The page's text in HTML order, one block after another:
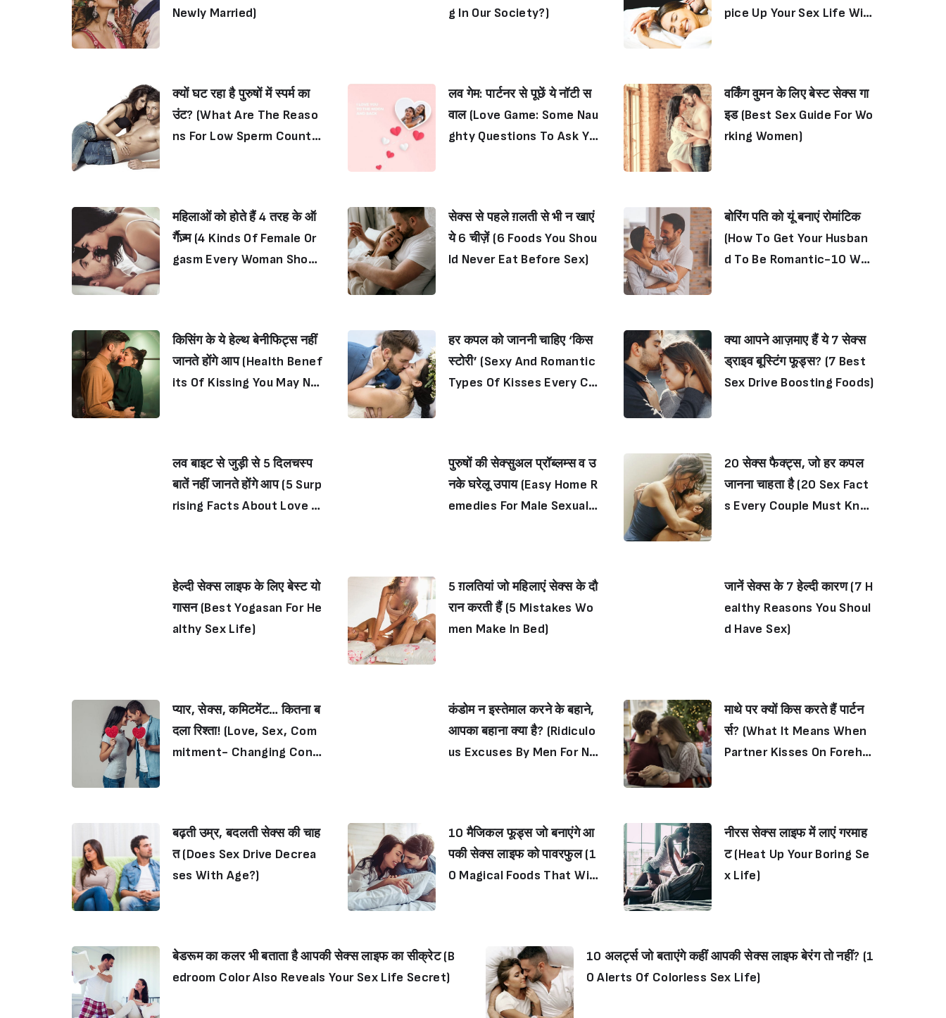
Sign in
Newly Married)
g In Our Society?)
pice Up Your Sex Life Wit
क्यों घट रहा है पुरुषों में स्पर्म का
उंट? (What Are The Reaso
ns For Low Sperm Count I
लव गेम: पार्टनर से पूछें ये नॉटी स
वाल (Love Game: Some Nau
ghty Questions To Ask Yo
वर्किंग वुमन के लिए बेस्ट सेक्स गा
इड (Best Sex Guide For Wo
rking Women)
महिलाओं को होते हैं 4 तरह के ऑ
र्गैज़्म (4 Kinds Of Female Or
gasm Every Woman Shoul
सेक्स से पहले ग़लती से भी न खाएं
ये 6 चीज़ें (6 Foods You Shou
ld Never Eat Before Sex)
बोरिंग पति को यूं बनाएं रोमांटिक
(How To Get Your Husban
d To Be Romantic-10 Way
किसिंग के ये हेल्थ बेनीफिट्स नहीं
जानते होंगे आप (Health Benef
its Of Kissing You May No
हर कपल को जाननी चाहिए ‘किस
स्टोरी’ (Sexy And Romantic
Types Of Kisses Every Co
क्या आपने आज़माए हैं ये 7 सेक्स
ड्राइव बूस्टिंग फूड्स? (7 Best
Sex Drive Boosting Foods)
लव बाइट से जुड़ी से 5 दिलचस्प
बातें नहीं जानते होंगे आप (5 Surp
rising Facts About Love Bi
पुरुषों की सेक्सुअल प्रॉब्लम्स व उ
नके घरेलू उपाय (Easy Home R
emedies For Male Sexual
20 सेक्स फैक्ट्स, जो हर कपल
जानना चाहता है (20 Sex Fact
s Every Couple Must Kno
हेल्दी सेक्स लाइफ के लिए बेस्ट यो
गासन (Best Yogasan For He
althy Sex Life)
5 ग़लतियां जो महिलाएं सेक्स के दौ
रान करती हैं (5 Mistakes Wo
men Make In Bed)
जानें सेक्स के 7 हेल्दी कारण (7 H
ealthy Reasons You Shoul
d Have Sex)
प्यार, सेक्स, कमिटमेंट… कितना ब
दला रिश्ता! (Love, Sex, Com
mitment- Changing Conc
कंडोम न इस्तेमाल करने के बहाने,
आपका बहाना क्या है? (Ridiculo
us Excuses By Men For No
माथे पर क्यों किस करते हैं पार्टन
र्स? (What It Means When
Partner Kisses On Forehe
बढ़ती उम्र, बदलती सेक्स की चाह
त (Does Sex Drive Decrea
ses With Age?)
10 मैजिकल फूड्स जो बनाएंगे आ
पकी सेक्स लाइफ को पावरफुल (1
0 Magical Foods That Will
नीरस सेक्स लाइफ में लाएं गरमाह
ट (Heat Up Your Boring Se
x Life)
बेडरूम का कलर भी बताता है आपकी सेक्स लाइफ का सीक्रेट (B
edroom Color Also Reveals Your Sex Life Secret)
10 अलर्ट्स जो बताएंगे कहीं आपकी सेक्स लाइफ बेरंग तो नहीं? (1
0 Alerts Of Colorless Sex Life)